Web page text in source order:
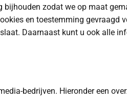
zodat we op maat
en toestemming gevraagd
Daarnaast kunt u ook alle
bedrijven. Hieronder een